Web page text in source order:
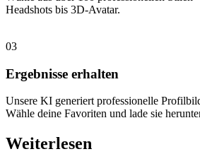
Headshots bis 3D-Avatar.
03
Ergebnisse erhalten
Unsere KI generiert professionelle
Wähle deine Favoriten und lade sie
Weiterlesen